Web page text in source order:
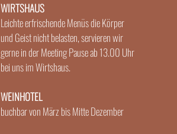
WIRTSHAUS
Leichte erfrischende Menüs die Körper
und Geist nicht belasten, servieren wir
gerne in der Meeting Pause ab 13.00 Uhr
bei uns im Wirtshaus.
WEINHOTEL
buchbar von März bis Mitte Dezember